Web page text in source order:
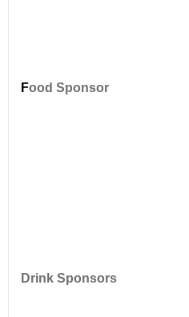
Food Sponsor
Drink Sponsors